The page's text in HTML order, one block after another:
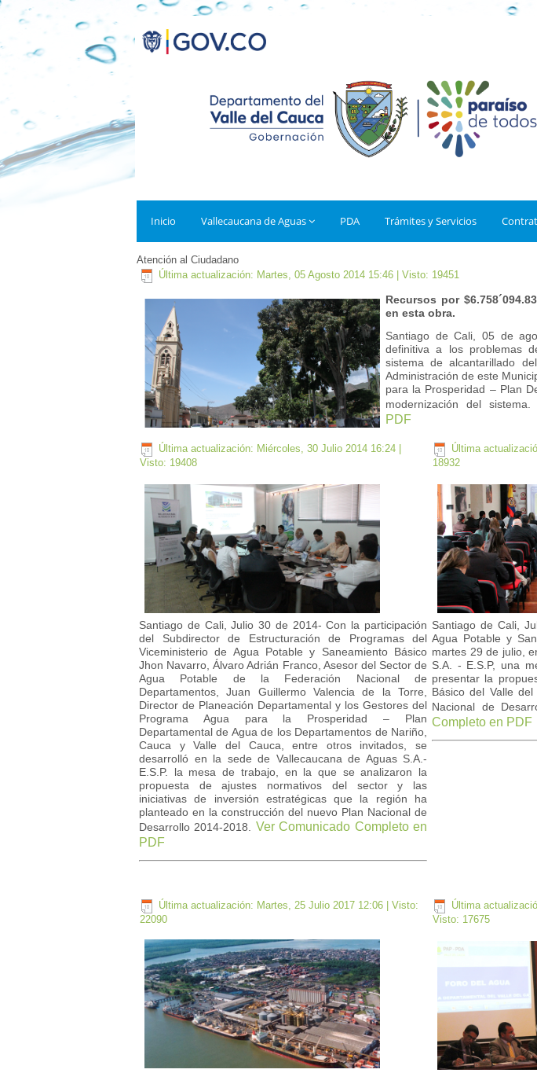
Inicio Vallecaucana de Aguas PDA Trámites y Servicios
Atención al Ciudadano
Última actualización: Martes, 05 Agosto 2014 15:46 | Visto: 19451
Recursos por
en esta obra.
Santiago de Cali, 05 de
definitiva a los problemas
sistema de alcantarillado
Administración de este
para la Prosperidad – Plan
modernización del sistema.
PDF
Última actualización: Miércoles, 30 Julio 2014 16:24
Visto: 19408
Santiago de Cali, Julio 30 de 2014- Con la participación
del Subdirector de Estructuración de Programas del
Viceministerio de Agua Potable y Saneamiento Básico
Jhon Navarro, Álvaro Adrián Franco, Asesor del Sector de
Agua Potable de la Federación Nacional de
Departamentos, Juan Guillermo Valencia de la Torre,
Director de Planeación Departamental y los Gestores del
Programa Agua para la Prosperidad – Plan
Departamental de Agua de los Departamentos de Nariño,
Cauca y Valle del Cauca, entre otros invitados, se
desarrolló en la sede de Vallecaucana de Aguas S.A.-
E.S.P. la mesa de trabajo, en la que se analizaron la
propuesta de ajustes normativos del sector y las
iniciativas de inversión estratégicas que la región ha
planteado en la construcción del nuevo Plan Nacional de
Desarrollo 2014-2018. Ver Comunicado Completo en
PDF
Última
18932
Santiago de Cali,
Agua Potable y
martes 29 de julio,
S.A. - E.S.P, una
presentar la
Básico del Valle
Nacional de
Completo en PDF
Última actualización: Martes, 25 Julio 2017 12:06 | Visto:
22090
Última
Visto: 17675